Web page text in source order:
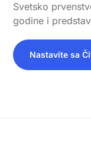
Svetsko
godine i
Nastavite sa